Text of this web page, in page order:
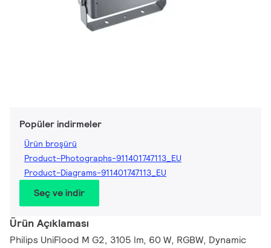
Popüler indirmeler
Ürün broşürü
Product-Photographs-911401747113_EU
Product-Diagrams-911401747113_EU
Seç ve indir
Ürün Açıklaması
Philips UniFlood M G2, 3105 lm, 60 W, RGBW, Dynamic